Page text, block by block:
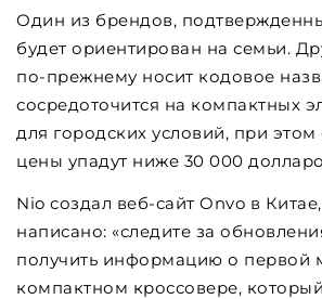
Один из брендов,
будет ориентирован на семьи.
по-прежнему носит кодовое
сосредоточится на компактных
для городских условий, при этом
цены упадут ниже 30 000
Nio создал веб-сайт Onvo в
написано: «следите за
получить информацию о первой
компактном кроссовере,